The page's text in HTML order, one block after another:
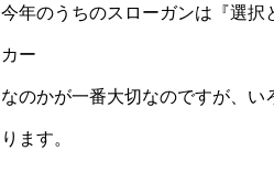
今年のうちのスローガンは『選択
カー
なのかが一番大切なのですが、
ります。